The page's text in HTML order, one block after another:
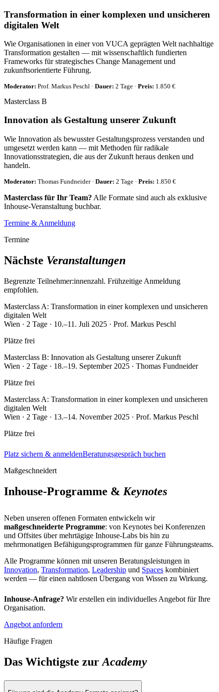
Transformation in einer komplexen und unsicheren
digitalen Welt
Wie Organisationen in einer von VUCA geprägten Welt nachhaltige
Transformation gestalten — mit wissenschaftlich fundierten
Frameworks für strategisches Change Management und
zukunftsorientierte Führung.
Moderator: Prof. Markus Peschl · Dauer: 2 Tage · Preis: 1.850 €
Masterclass B
Innovation als Gestaltung unserer Zukunft
Wie Innovation als bewusster Gestaltungsprozess verstanden und
umgesetzt werden kann — mit Methoden für radikale
Innovationsstrategien, die aus der Zukunft heraus denken und
handeln.
Moderator: Thomas Fundneider · Dauer: 2 Tage · Preis: 1.850 €
Masterclass für Ihr Team? Alle Formate sind auch als exklusive
Inhouse-Veranstaltung buchbar.
Termine & Anmeldung
Termine
Nächste Veranstaltungen
Begrenzte Teilnehmer:innenzahl. Frühzeitige Anmeldung
empfohlen.
Masterclass A: Transformation in einer komplexen und unsicheren
digitalen Welt
Wien · 2 Tage · 10.–11. Juli 2025 · Prof. Markus Peschl
Plätze frei
Masterclass B: Innovation als Gestaltung unserer Zukunft
Wien · 2 Tage · 18.–19. September 2025 · Thomas Fundneider
Plätze frei
Masterclass A: Transformation in einer komplexen und unsicheren
digitalen Welt
Wien · 2 Tage · 13.–14. November 2025 · Prof. Markus Peschl
Plätze frei
Platz sichern & anmeldenBeratungsgespräch buchen
Maßgeschneidert
Inhouse-Programme & Keynotes
Neben unseren offenen Formaten entwickeln wir
maßgeschneiderte Programme: von Keynotes bei Konferenzen
und Offsites über mehrtägige Inhouse-Labs bis hin zu
mehrmonatigen Befähigungs­programmen für ganze Führungsteams.
Alle Programme können mit unseren Beratungsleistungen in
Innovation, Transformation, Leadership und Spaces kombiniert
werden — für einen nahtlosen Übergang von Wissen zu Wirkung.
Inhouse-Anfrage? Wir erstellen ein individuelles Angebot für Ihre
Organisation.
Angebot anfordern
Häufige Fragen
Das Wichtigste zur Academy